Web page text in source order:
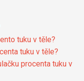
tuku v těle?
tuku v těle?
procenta tuku v